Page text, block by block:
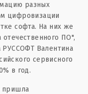
разных
цифровизации
софта. На них же
отечественного ПО",
РУССОФТ Валентина
сервисного
в год.
пришла